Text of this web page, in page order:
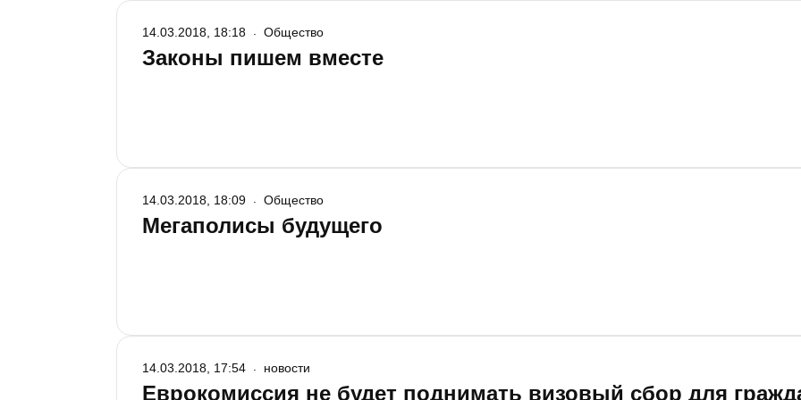
Законы пишем вместе
14.03.2018, 18:18 Общество
Мегаполисы будущего
14.03.2018, 18:09 Общество
Еврокомиссия не будет поднимать визовый сбор для
14.03.2018, 17:54 новости